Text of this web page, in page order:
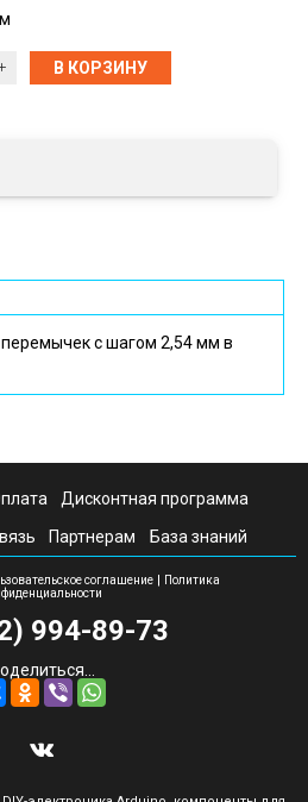
В КОРЗИНУ
с шагом 2,54 мм в
Дисконтная программа
Партнерам База знаний
соглашение| Политика
994-89-73